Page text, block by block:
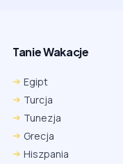
Tanie Wakacje
Egipt
Turcja
Tunezja
Grecja
Hiszpania